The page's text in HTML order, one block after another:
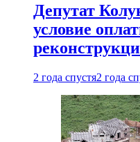
Депутат
условие
2 года спустя2 года